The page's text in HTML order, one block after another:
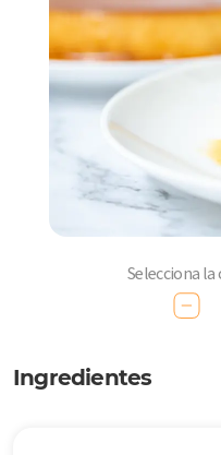
Selecciona la
Ingredientes